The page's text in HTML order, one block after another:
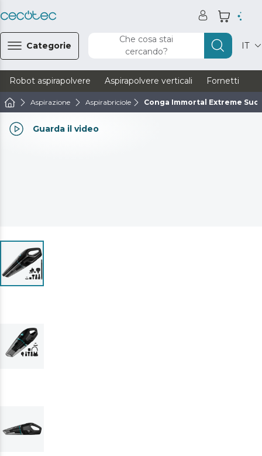
Categorie
Che cosa stai
cercando?
IT
Robot aspirapolvere Aspirapolvere verticali Fornetti
Aspirazione Aspirabriciole Conga Immortal Extreme
Guarda il video